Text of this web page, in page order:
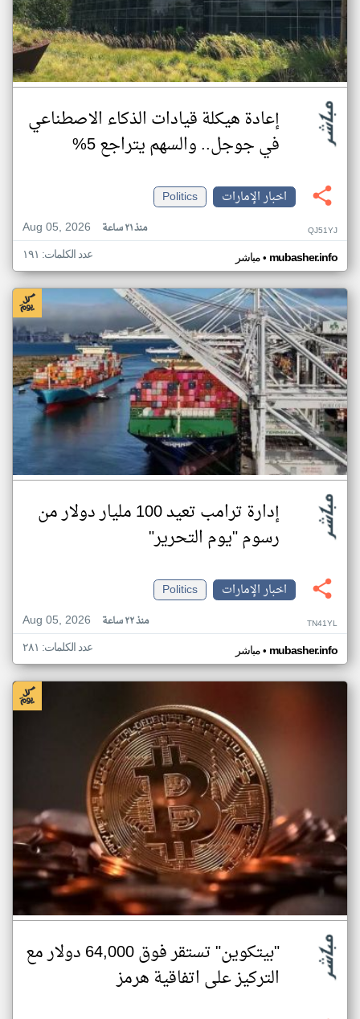
إعادة هيكلة قيادات الذكاء الاصطناعي
في جوجل.. والسهم يتراجع 5%
اخبار الإمارات
Politics
Aug 05, 2026
منذ ٢١ ساعة QJ51YJ
مباشر• mubasher.info عدد الكلمات: ١٩١
إدارة ترامب تعيد 100 مليار دولار من
رسوم "يوم التحرير"
اخبار الإمارات
Politics
Aug 05, 2026
منذ ٢٢ ساعة TN41YL
مباشر• mubasher.info عدد الكلمات: ٢٨١
"بيتكوين" تستقر فوق 64,000 دولار مع
التركيز على اتفاقية هرمز